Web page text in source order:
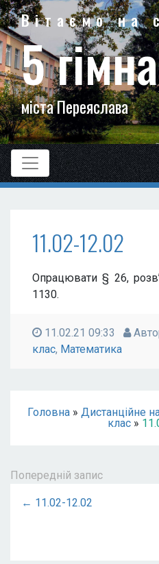
Вітаємо на
5
міста Переяслава
11.02-12.02
Опрацювати § 26,
1130.
11.02.21 09:33
клас, Математика
Головна » Дистанційне
клас »
Попередній запис
← 11.02-12.02